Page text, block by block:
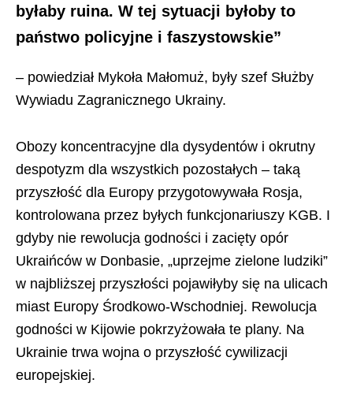
byłaby ruina. W tej sytuacji byłoby to
państwo policyjne i faszystowskie”
– powiedział Mykoła Małomuż, były szef Służby
Wywiadu Zagranicznego Ukrainy.
Obozy koncentracyjne dla dysydentów i okrutny
despotyzm dla wszystkich pozostałych – taką
przyszłość dla Europy przygotowywała Rosja,
kontrolowana przez byłych funkcjonariuszy KGB. I
gdyby nie rewolucja godności i zacięty opór
Ukraińców w Donbasie, „uprzejme zielone ludziki”
w najbliższej przyszłości pojawiłyby się na ulicach
miast Europy Środkowo-Wschodniej. Rewolucja
godności w Kijowie pokrzyżowała te plany. Na
Ukrainie trwa wojna o przyszłość cywilizacji
europejskiej.